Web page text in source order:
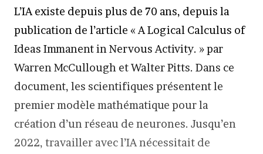
L’IA existe depuis plus de 70 ans, depuis la
publication de l’article « A Logical Calculus of
Ideas Immanent in Nervous Activity. » par
Warren McCullough et Walter Pitts. Dans ce
document, les scientifiques présentent le
premier modèle mathématique pour la
création d’un réseau de neurones. Jusqu’en
2022, travailler avec l’IA nécessitait de